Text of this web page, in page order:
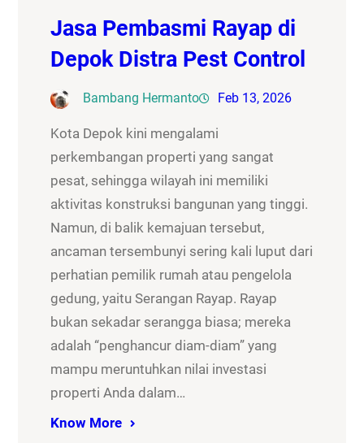
Jasa Pembasmi Rayap di
Depok Distra Pest Control
Bambang Hermanto Feb 13, 2026
Kota Depok kini mengalami
perkembangan properti yang sangat
pesat, sehingga wilayah ini memiliki
aktivitas konstruksi bangunan yang tinggi.
Namun, di balik kemajuan tersebut,
ancaman tersembunyi sering kali luput dari
perhatian pemilik rumah atau pengelola
gedung, yaitu Serangan Rayap. Rayap
bukan sekadar serangga biasa; mereka
adalah “penghancur diam-diam” yang
mampu meruntuhkan nilai investasi
properti Anda dalam…
Know More